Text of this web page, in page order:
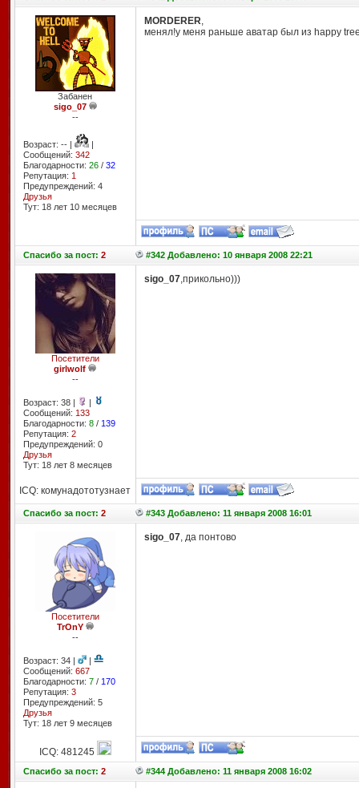
Забанен
sigo_07
--
Возраст: -- |
|
Сообщений: 342
Благодарности: 26/ 32
Репутация: 1
Предупреждений: 4
Друзья
Тут: 18 лет 10 месяцев
MORDERER,
менял!у меня раньше аватар был из happy
Спасибоза пост: 2 #342 Добавлено: 10 января 2008 22:21
Посетители
girlwolf
--
Возраст: 38 |
|
Сообщений: 133
Благодарности: 8/ 139
Репутация: 2
Предупреждений: 0
Друзья
Тут: 18 лет 8 месяцев
sigo_07,прикольно)))
ICQ: комунадототузнает
Спасибоза пост: 2 #343 Добавлено: 11 января 2008 16:01
Посетители
TrOnY
--
Возраст: 34 |
|
Сообщений: 667
Благодарности: 7/ 170
Репутация: 3
Предупреждений: 5
Друзья
Тут: 18 лет 9 месяцев
sigo_07, да понтово
ICQ: 481245
Спасибоза пост: 2 #344 Добавлено: 11 января 2008 16:02